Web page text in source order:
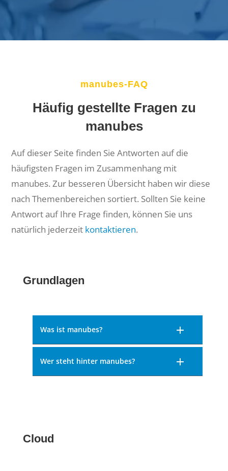
manubes-FAQ
Häufig gestellte Fragen zu
manubes
Auf dieser Seite finden Sie Antworten auf die
häufigsten Fragen im Zusammenhang mit
manubes. Zur besseren Übersicht haben wir diese
nach Themenbereichen sortiert. Sollten Sie keine
Antwort auf Ihre Frage finden, können Sie uns
natürlich jederzeit kontaktieren.
Grundlagen
Was ist manubes?
Wer steht hinter manubes?
Cloud